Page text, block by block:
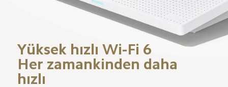
Yüksek hızlı Wi-Fi 6
Her zamankinden daha
hızlı